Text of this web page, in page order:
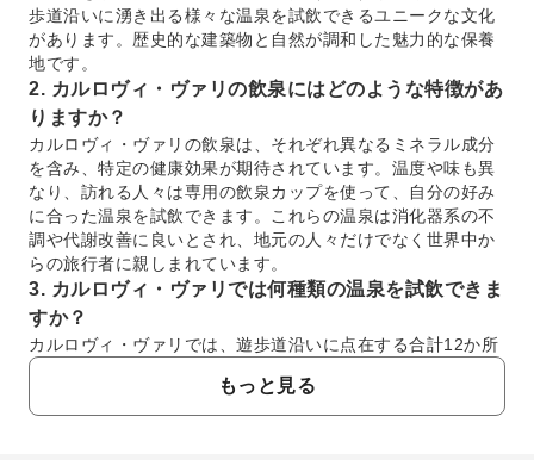
歩道沿いに湧き出る様々な温泉を試飲できるユニークな文化
があります。歴史的な建築物と自然が調和した魅力的な保養
地です。
2. カルロヴィ・ヴァリの飲泉にはどのような特徴があ
りますか？
カルロヴィ・ヴァリの飲泉は、それぞれ異なるミネラル成分
を含み、特定の健康効果が期待されています。温度や味も異
なり、訪れる人々は専用の飲泉カップを使って、自分の好み
に合った温泉を試飲できます。これらの温泉は消化器系の不
調や代謝改善に良いとされ、地元の人々だけでなく世界中か
らの旅行者に親しまれています。
3. カルロヴィ・ヴァリでは何種類の温泉を試飲できま
すか？
カルロヴィ・ヴァリでは、遊歩道沿いに点在する合計12か所
の異なる温泉を試飲することができます。それぞれの源泉は
異なる温度やミネラル組成を持っており、独特の風味があり
ます。観光客は、専用の飲泉カップを購入して、それぞれの
もっと見る